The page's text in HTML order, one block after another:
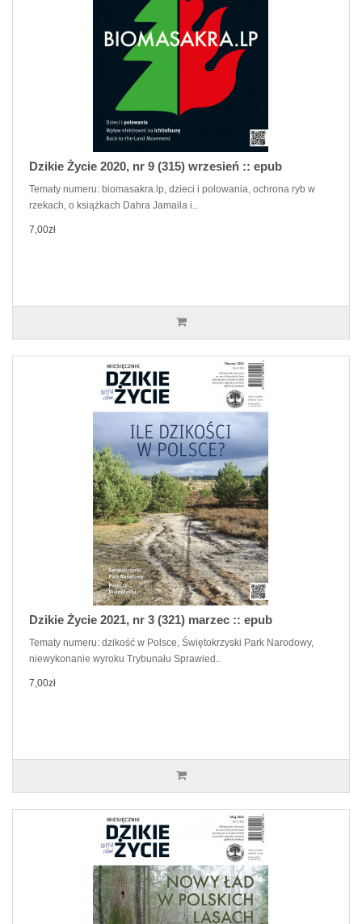
Dzikie Życie 2020, nr 9 (315) wrzesień :: epub
Tematy numeru: biomasakra.lp, dzieci i polowania, ochrona ryb w
rzekach, o książkach Dahra Jamaila i..
7,00zł
Dzikie Życie 2021, nr 3 (321) marzec :: epub
Tematy numeru: dzikość w Polsce, Świętokrzyski Park Narodowy,
niewykonanie wyroku Trybunału Sprawied..
7,00zł